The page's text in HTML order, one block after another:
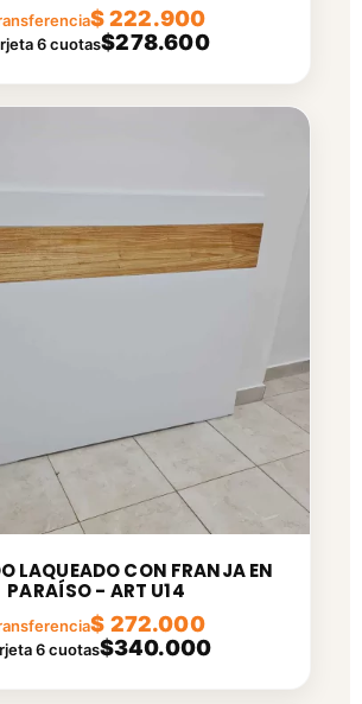
$ 222.900
6 cuotas$278.600
LAQUEADO CON FRANJA EN
PARAÍSO - ART U14
$ 272.000
6 cuotas$340.000